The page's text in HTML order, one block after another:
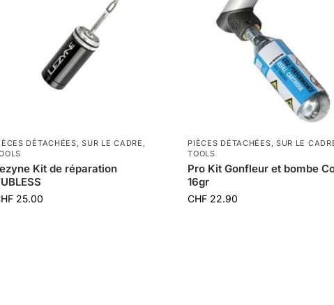
DÉTACHÉES ,SUR LE CADRE
Kit de réparation
25.00
PIÈCES DÉTACHÉES SUR LE
TOOLS
Pro Kit Gonfleur et bombe
16gr
CHF 22.90